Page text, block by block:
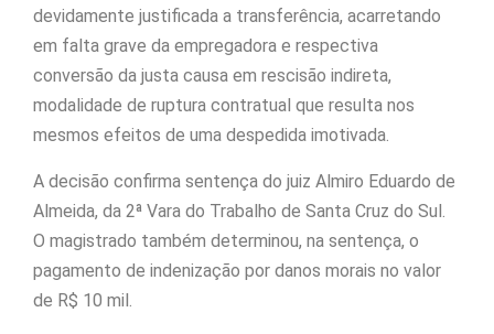
devidamente justificada a transferência, acarretando
em falta grave da empregadora e respectiva
conversão da justa causa em rescisão indireta,
modalidade de ruptura contratual que resulta nos
mesmos efeitos de uma despedida imotivada.
A decisão confirma sentença do juiz Almiro Eduardo de
Almeida, da 2ª Vara do Trabalho de Santa Cruz do Sul.
O magistrado também determinou, na sentença, o
pagamento de indenização por danos morais no valor
de R$ 10 mil.